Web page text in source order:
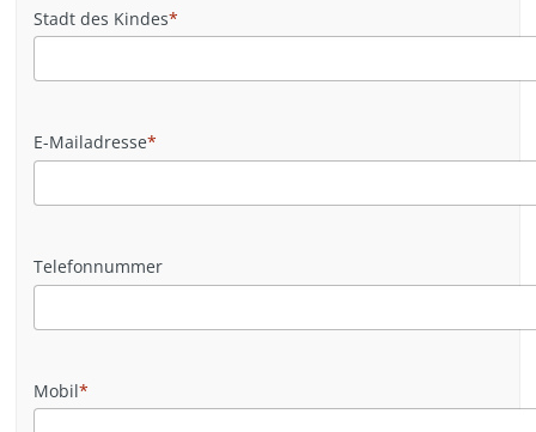
Stadt des Kindes*
E-Mailadresse*
Telefonnummer
Mobil*